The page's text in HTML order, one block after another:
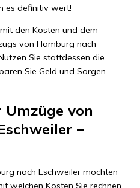
es definitiv wert!
den Kosten und dem
von Hamburg nach
Sie stattdessen die
Sie Geld und Sorgen –
von
–
nach Eschweiler möchten
welchen Kosten Sie rechnen